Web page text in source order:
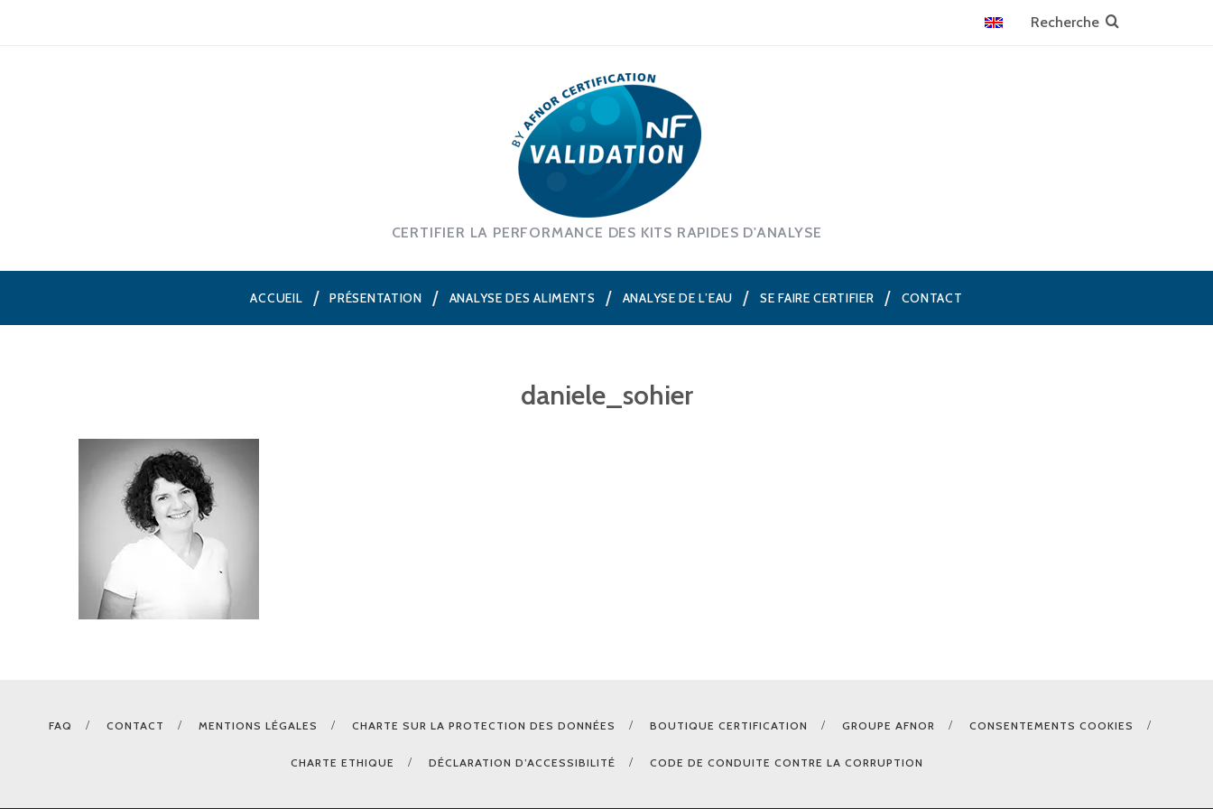
CERTIFIER LA PERFORMANCE DES KITS RAPIDES D'ANALYSE
ACCUEIL PRÉSENTATION ANALYSE DES ALIMENTS ANALYSE DE L’EAU SE FAIRE CERTIFIER CONTACT
daniele_sohier
FAQ CONTACT MENTIONS LÉGALES CHARTE SUR LA PROTECTION DES DONNÉES BOUTIQUE CERTIFICATION GROUPE AFNOR CONSENTEMENTS COOKIES
CHARTE ETHIQUE DÉCLARATION D’ACCESSIBILITÉ CODE DE CONDUITE CONTRE LA CORRUPTION